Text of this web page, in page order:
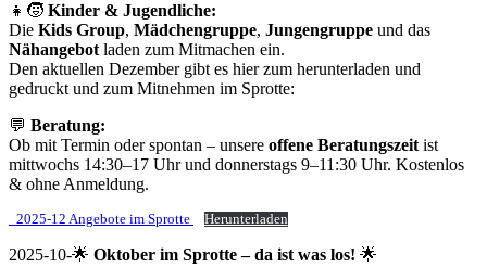
👧🧒 Kinder & Jugendliche:
Die Kids Group, Mädchengruppe, Jungengruppe und das
Nähangebot laden zum Mitmachen ein.
Den aktuellen Dezember gibt es hier zum herunterladen und
gedruckt und zum Mitnehmen im Sprotte:
💬 Beratung:
Ob mit Termin oder spontan – unsere offene Beratungszeit ist
mittwochs 14:30–17 Uhr und donnerstags 9–11:30 Uhr. Kostenlos
& ohne Anmeldung.
_2025-12 Angebote im Sprotte Herunterladen
2025-10-🌟 Oktober im Sprotte – da ist was los! 🌟